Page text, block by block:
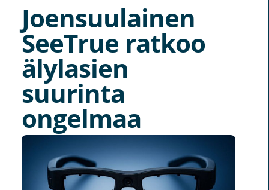
Joensuulainen
SeeTrue ratkoo
älylasien
suurinta
ongelmaa